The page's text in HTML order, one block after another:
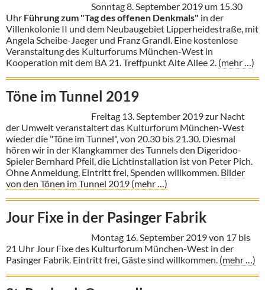
Sonntag 8. September 2019 um 15.30
Uhr Führung zum "Tag des offenen Denkmals" in der
Villenkolonie II und dem Neubaugebiet Lipper­heidestraße, mit
Angela Scheibe-Jaeger und Franz Grandl. Eine kosten­lose
Veranstaltung des Kulturforums München-West in
Kooperation mit dem BA 21. Treffpunkt Alte Allee 2. (mehr …)
Töne im Tunnel 2019
Freitag 13. September 2019 zur Nacht
der Umwelt veranstaltert das Kulturforum München-West
wieder die "Töne im Tunnel", von 20.30 bis 21.30. Diesmal
hören wir in der Klangkammer des Tunnels den Digeridoo-
Spieler Bernhard Pfeil, die Lichtinstallation ist von Peter Pich.
Ohne Anmeldung, Eintritt frei, Spenden willkommen. Bilder
von den Tönen im Tunnel 2019 (mehr …)
Jour Fixe in der Pasinger Fabrik
Montag 16. September 2019 von 17 bis
21 Uhr Jour Fixe des Kulturforum München-West in der
Pasinger Fabrik. Eintritt frei, Gäste sind willkommen. (mehr …)